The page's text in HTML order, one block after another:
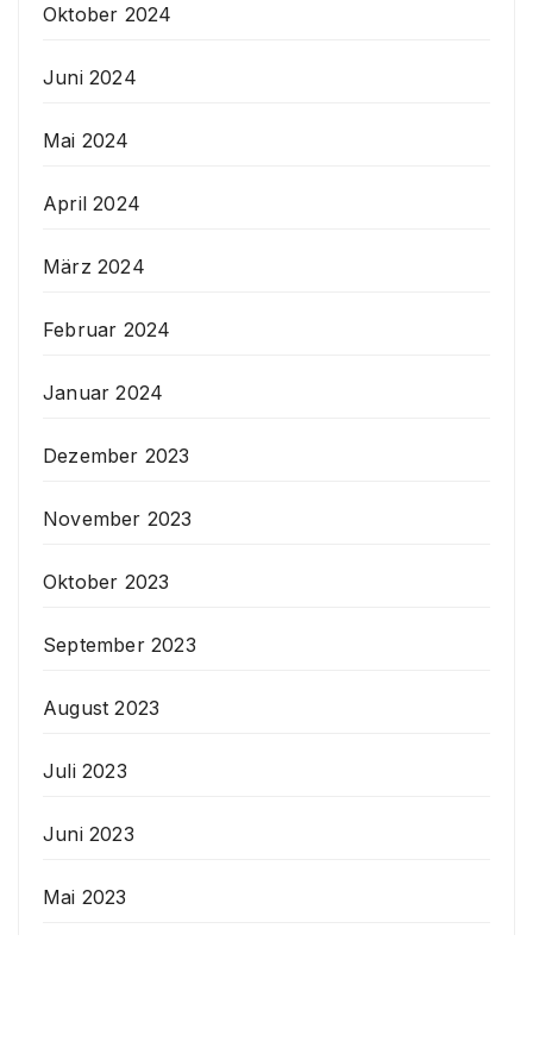
Oktober 2024
Juni 2024
Mai 2024
April 2024
März 2024
Februar 2024
Januar 2024
Dezember 2023
November 2023
Oktober 2023
September 2023
August 2023
Juli 2023
Juni 2023
Mai 2023